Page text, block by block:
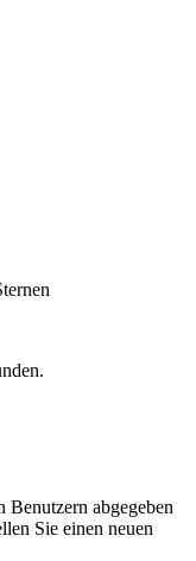
Benutzern abgegeben
Sie einen neuen